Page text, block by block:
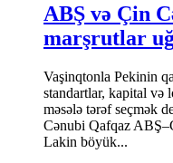
ABŞ və Çin
marşrutlar
Vaşinqtonla Pekinin
standartlar, kapital və
məsələ tərəf seçmək
Cənubi Qafqaz
Lakin böyük...